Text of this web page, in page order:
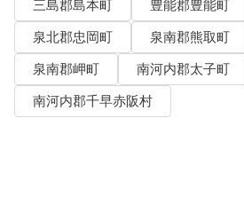
三島郡島本町
豊能郡豊能町
泉北郡忠岡町
泉南郡熊取町
泉南郡岬町
南河内郡太子町
南河内郡千早赤阪村